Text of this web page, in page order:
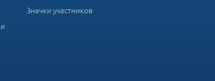
Значки участников